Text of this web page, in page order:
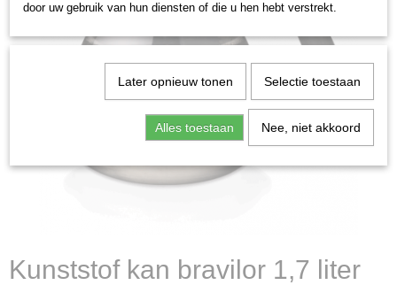
Kunststof kan bravilor 1,7 liter
door uw gebruik van hun diensten of die u hen hebt verstrekt.
Later opnieuw tonen Selectie toestaan
Alles toestaan Nee, niet akkoord